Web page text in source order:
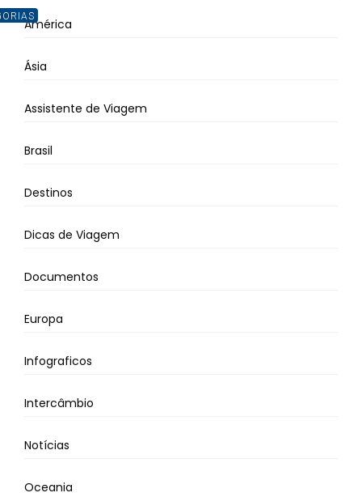
América
Ásia
Assistente de Viagem
Brasil
Destinos
Dicas de Viagem
Documentos
Europa
Infograficos
Intercâmbio
Notícias
Oceania